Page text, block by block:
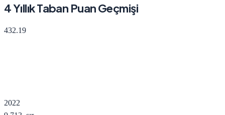
4 Yıllık Taban Puan Geçmişi
432.19
2022